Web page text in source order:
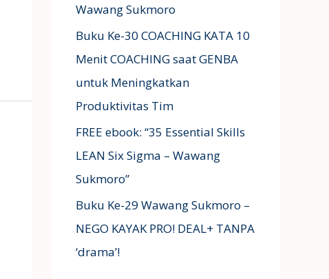
Wawang Sukmoro
Buku Ke-30 COACHING KATA 10
Menit COACHING saat GENBA
untuk Meningkatkan
Produktivitas Tim
FREE ebook: “35 Essential Skills
LEAN Six Sigma – Wawang
Sukmoro”
Buku Ke-29 Wawang Sukmoro –
NEGO KAYAK PRO! DEAL+ TANPA
‘drama’!